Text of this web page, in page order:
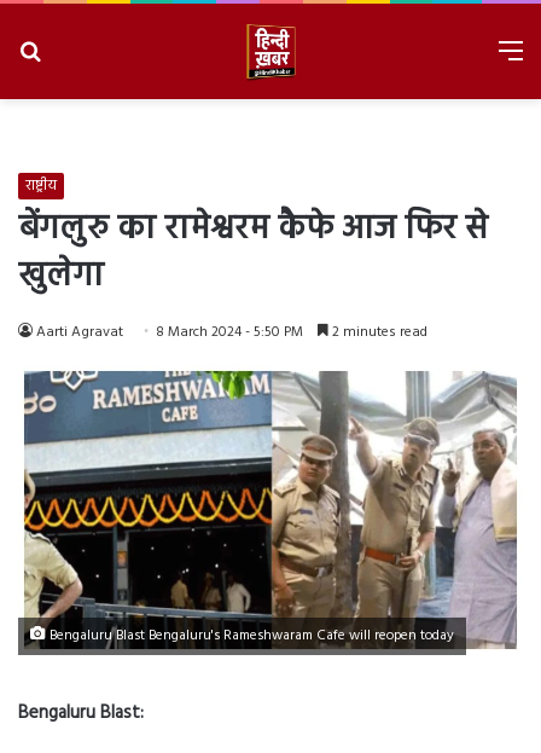
राष्ट्रीय
बेंगलुरु का रामेश्वरम कैफे आज फिर से
खुलेगा
Aarti Agravat 8 March 2024 - 5:50 PM 2 minutes read
Bengaluru Blast Bengaluru's Rameshwaram Cafe will reopen today
Bengaluru Blast: